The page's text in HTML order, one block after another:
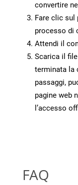
convertire
Fare clic sul
processo di
Attendi il
Scarica il
terminata la
passaggi,
pagine web
l’accesso
FAQ